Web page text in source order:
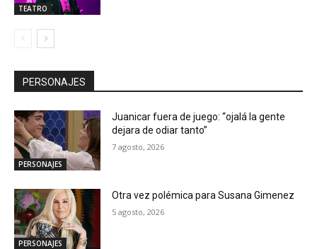
TEATRO
PERSONAJES
PERSONAJES
Juanicar fuera de juego: “ojalá la gente
dejara de odiar tanto”
7 agosto, 2026
PERSONAJES
Otra vez polémica para Susana Gimenez
5 agosto, 2026